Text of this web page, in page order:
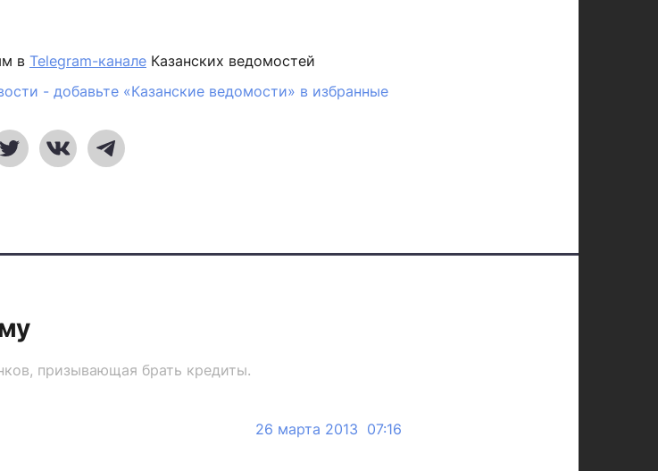
в Telegram-канале Казанских ведомостей
- добавьте «Казанские ведомости» в избранные
призывающая брать кредиты.
26 марта 2013 07:16